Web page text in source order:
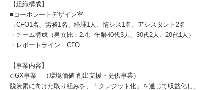
【組織構成】
■コーポレートデザイン室
→CFO1名、労務1名、経理1人、情シス1名、アシスタント2名
・チーム構成（男女比：2:4、年齢40代3人、30代2人、20代1人）
・レポートライン CFO
【事業内容】
◇GX事業 （環境価値 創出支援・提供事業）
脱炭素に向けた取り組みを、「クレジット化」を通じて収益化し、